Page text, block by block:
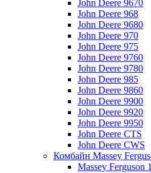
John Deere 9670
John Deere 968
John Deere 9680
John Deere 970
John Deere 975
John Deere 9760
John Deere 9780
John Deere 985
John Deere 9860
John Deere 9900
John Deere 9920
John Deere 9950
John Deere CTS
John Deere CWS
Комбайн Massey
Massey Ferguson